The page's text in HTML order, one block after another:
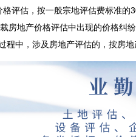
评估，按一般宗地评估费标准
房地产价格评估中出现的价格纠
中，涉及房地产评估的，按房